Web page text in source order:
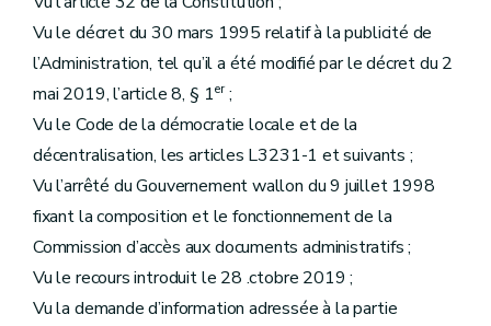
Vu le décret du 30 mars 1995 relatif à la publicité de
l’Administration, tel qu’il a été modifié par le décret du 2
mai 2019, l’article 8, § 1er;
Vu le Code de la démocratie locale et de la
décentralisation, les articles L3231-1 et suivants ;
Vu l’arrêté du Gouvernement wallon du 9 juillet 1998
fixant la composition et le fonctionnement de la
Commission d’accès aux documents administratifs ;
Vu le recours introduit le 28 .ctobre 2019 ;
Vu la demande d’information adressée à la partie